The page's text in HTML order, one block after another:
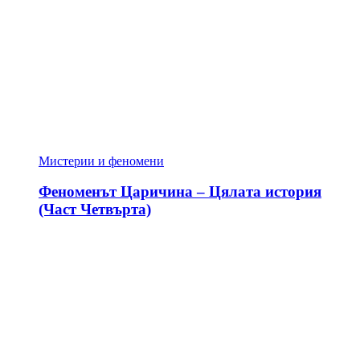
Мистерии и феномени
Феноменът Царичина – Цялата история
(Част Четвърта)